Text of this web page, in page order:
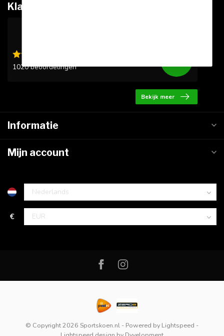
Klantbeoordelingen
1020 beoordelingen
Bekijk meer
Informatie
Mijn account
€
© Copyright 2026 Sportskoen.nl - Powered by Lightspeed -